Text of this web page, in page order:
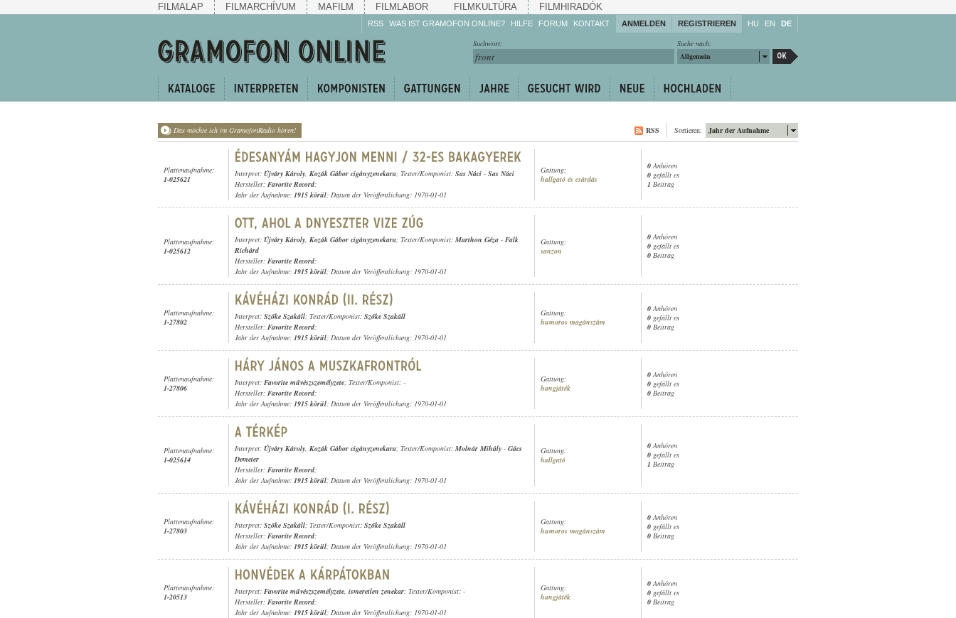
FILMALAP FILMARCHÍVUM MAFILM FILMLABOR FILMKULTÚRA FILMHIRADÓK
RSS WAS IST GRAMOFON ONLINE? HILFE
Machen Sie mit!
weiter!
FORUM KONTAKT ANMELDEN REGISTRIEREN HU EN DE
Suche nach:
Allgemein
Suchwort:
Das möchte ich im GramofonRadio hören! Jahr der Aufnahme
Sortieren:
RSS
Plattenaufnahme:
1-025621
Interpret: Újváry Károly, Kozák Gábor cigányzenekara; Texter/Komponist: Sas Náci - Sas Náci
Hersteller: Favorite Record;
Jahr der Aufnahme: 1915 körül; Datum der Veröffentlichung: 1970-01-01
Gattung:
hallgató és csárdás
0 Anhören
0 gefällt es
1 Beitrag
Plattenaufnahme:
1-025612
Interpret: Újváry Károly, Kozák Gábor cigányzenekara; Texter/Komponist: Marthon Géza - Falk
Richárd
Hersteller: Favorite Record;
Jahr der Aufnahme: 1915 körül; Datum der Veröffentlichung: 1970-01-01
Gattung:
sanzon
0Anhören
0 gefällt es
0 Beitrag
Plattenaufnahme:
1-27802
Interpret: Szőke Szakáll; Texter/Komponist: Szőke Szakáll
Hersteller: Favorite Record;
Jahr der Aufnahme: 1915 körül; Datum der Veröffentlichung: 1970-01-01
Gattung:
humoros magánszám
0 Anhören
0 gefällt es
0 Beitrag
Plattenaufnahme:
1-27806
Interpret: Favorite művészszemélyzete; Texter/Komponist: -
Hersteller: Favorite Record;
Jahr der Aufnahme: 1915 körül; Datum der Veröffentlichung: 1970-01-01
Gattung:
hangjáték
0 Anhören
0 gefällt es
0 Beitrag
Plattenaufnahme:
1-025614
Interpret: Újváry Károly, Kozák Gábor cigányzenekara; Texter/Komponist: Molnár Mihály - Gács
Demeter
Hersteller: Favorite Record;
Jahr der Aufnahme: 1915 körül; Datum der Veröffentlichung: 1970-01-01
Gattung:
hallgató
0Anhören
0 gefällt es
1 Beitrag
Plattenaufnahme:
1-27803
Interpret: Szőke Szakáll; Texter/Komponist: Szőke Szakáll
Hersteller: Favorite Record;
Jahr der Aufnahme: 1915 körül; Datum der Veröffentlichung: 1970-01-01
Gattung:
humoros magánszám
0 Anhören
0 gefällt es
0 Beitrag
Plattenaufnahme:
1-20513
Interpret: Favorite művészszemélyzete, ismeretlen zenekar; Texter/Komponist: -
Hersteller: Favorite Record;
Jahr der Aufnahme: 1915 körül; Datum der Veröffentlichung: 1970-01-01
Gattung:
hangjáték
0 Anhören
0 gefällt es
0 Beitrag